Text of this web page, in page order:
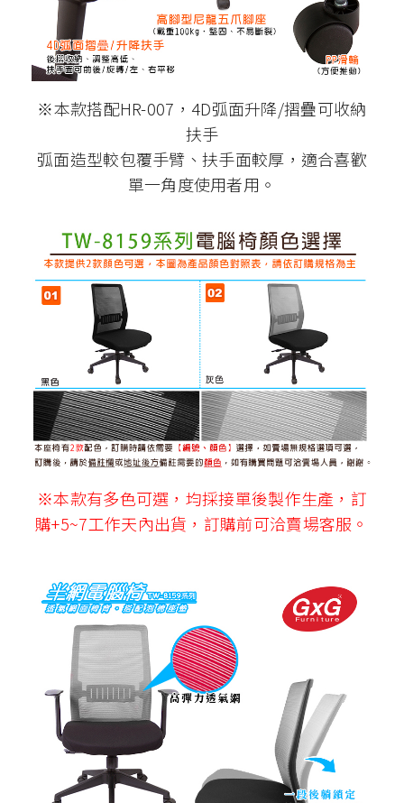
※本款搭配HR-007，4D弧面升降/摺疊可收納
扶手
弧面造型較包覆手臂、扶手面較厚，適合喜歡
單一角度使用者用。
※本款有多色可選，均採接單後製作生產，訂
購+5~7工作天內出貨，訂購前可洽賣場客服。